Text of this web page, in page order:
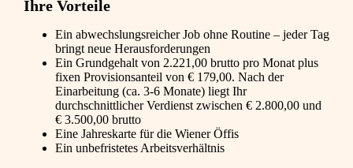
Ihre Vorteile
Ein abwechslungsreicher Job ohne Routine – jeder Tag
bringt neue Herausforderungen
Ein Grundgehalt von 2.221,00 brutto pro Monat plus
fixen Provisionsanteil von € 179,00. Nach der
Einarbeitung (ca. 3-6 Monate) liegt Ihr
durchschnittlicher Verdienst zwischen € 2.800,00 und
€ 3.500,00 brutto
Eine Jahreskarte für die Wiener Öffis
Ein unbefristetes Arbeitsverhältnis